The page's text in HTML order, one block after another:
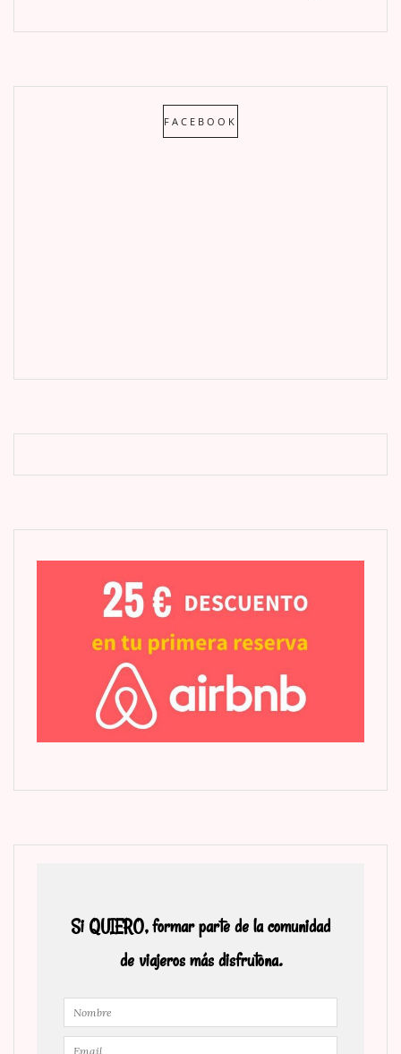
FACEBOOK
Si QUIERO, formar parte de la comunidad
de viajeros más disfrutona.